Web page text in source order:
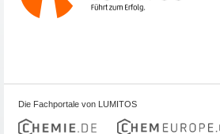
Die Fachportale von LUMITOS